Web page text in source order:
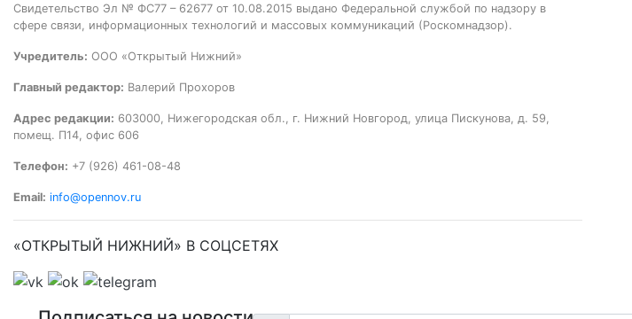
Свидетельство Эл № ФС77 – 62677 от 10.08.2015 выдано Федеральной службой по надзору в
сфере связи, информационных технологий и массовых коммуникаций (Роскомнадзор).
Учредитель: ООО «Открытый Нижний»
Главный редактор: Валерий Прохоров
Адрес редакции: 603000, Нижегородская обл., г. Нижний Новгород, улица Пискунова, д. 59,
помещ. П14, офис 606
Телефон: +7 (926) 461-08-48
Email: info@opennov.ru
«ОТКРЫТЫЙ НИЖНИЙ» В СОЦСЕТЯХ